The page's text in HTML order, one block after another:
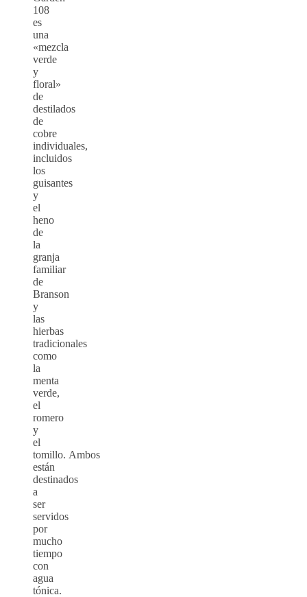
108
es
una
«mezcla
verde
y
floral»
de
destilados
de
cobre
individuales,
incluidos
los
guisantes
y
el
heno
de
la
granja
familiar
de
Branson
y
las
hierbas
tradicionales
como
la
menta
verde,
el
romero
y
el
tomillo. Ambos
están
destinados
a
ser
servidos
por
mucho
tiempo
con
agua
tónica.